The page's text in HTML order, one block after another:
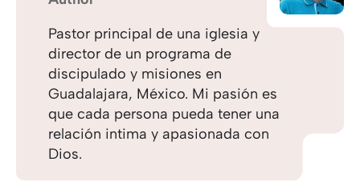
Pastor principal de una iglesia y
director de un programa de
discipulado y misiones en
Guadalajara, México. Mi pasión es
que cada persona pueda tener una
relación intima y apasionada con
Dios.